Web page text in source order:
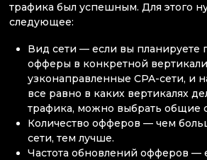
трафика был успешным. Для этого
следующее:
Вид сети — если вы планируете
офферы в конкретной
узконаправленные CPA-сети, и
все равно в каких вертикалях
трафика, можно выбрать общие
Количество офферов — чем
сети, тем лучше.
Частота обновлений офферов —